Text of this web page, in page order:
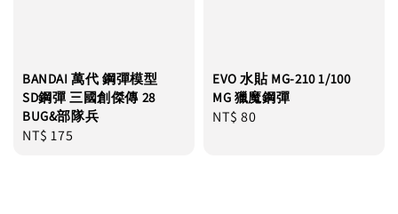
BANDAI 萬代 鋼彈模型
SD鋼彈 三國創傑傳 28
BUG&部隊兵
Regular
NT$ 175
EVO 水貼 MG-210 1/100
MG 獵魔鋼彈
Regular
NT$ 80